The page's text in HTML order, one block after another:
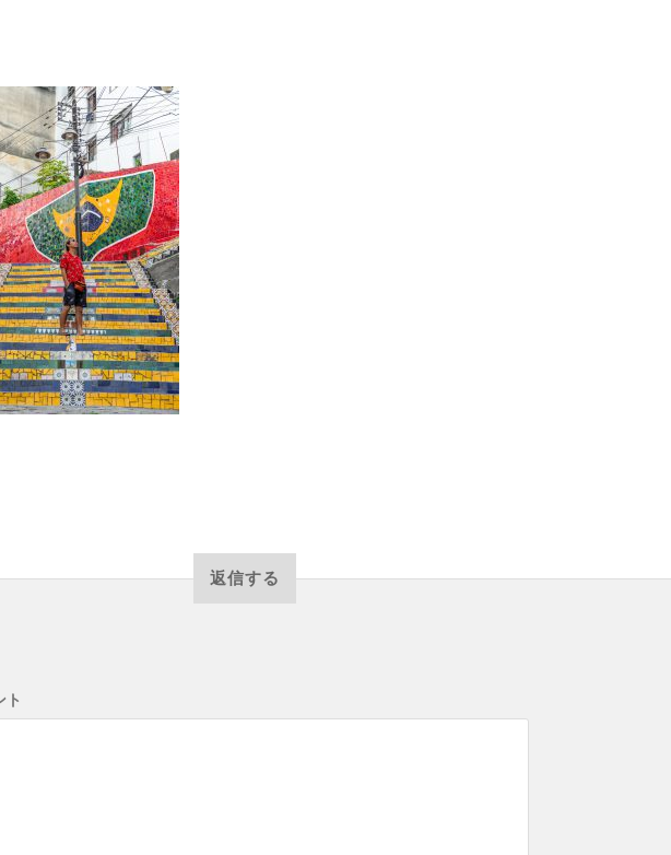
返信する
ト